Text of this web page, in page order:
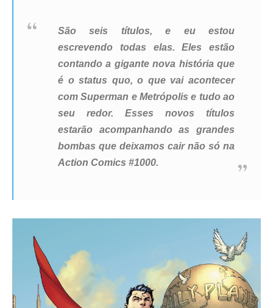
São seis títulos, e eu estou
escrevendo todas elas. Eles estão
contando a gigante nova história que
é o status quo, o que vai acontecer
com Superman e Metrópolis e tudo ao
seu redor. Esses novos títulos
estarão acompanhando as grandes
bombas que deixamos cair não só na
Action Comics #1000.